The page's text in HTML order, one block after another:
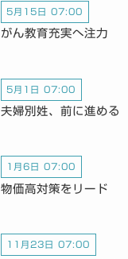
5月15日 07:00
がん教育充実へ注力
5月1日 07:00
夫婦別姓、前に進める
1月6日 07:00
物価高対策をリード
11月23日 07:00